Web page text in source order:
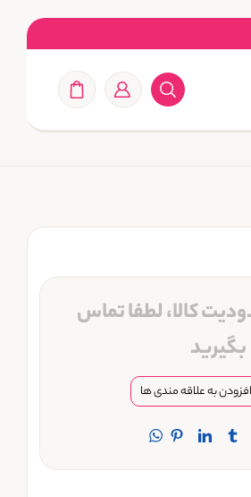
کالا، لطفا تماس
بگیرید
افزودن به علاقه مندی ها